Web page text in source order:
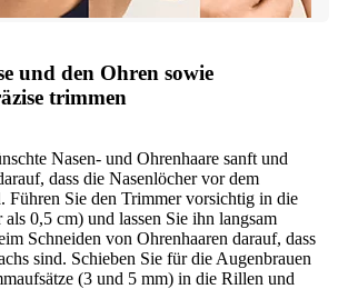
und den Ohren sowie
trimmen
Nasen- und Ohrenhaare sanft und
dass die Nasenlöcher vor dem
Führen Sie den Trimmer vorsichtig in die
0,5 cm) und lassen Sie ihn langsam
Schneiden von Ohrenhaaren darauf, dass
sind. Schieben Sie für die Augenbrauen
(3 und 5 mm) in die Rillen und